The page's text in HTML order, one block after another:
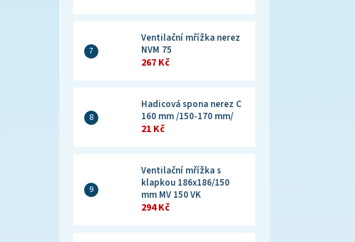
Ventilační mřížka nerez
NVM 75
267 Kč
Hadicová spona nerez C
160 mm /150-170 mm/
21 Kč
Ventilační mřížka s
klapkou 186x186/150
mm MV 150 VK
294 Kč